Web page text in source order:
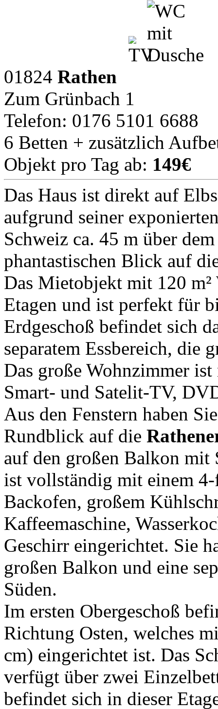
01824 Rathen
Zum Grünbach 1
Telefon: 0176 5101 6688
6 Betten + zusätzlich
Objekt pro Tag ab: 149€
Das Haus ist direkt auf
aufgrund seiner
Schweiz ca. 45 m über
phantastischen Blick auf
Das Mietobjekt mit 120
Etagen und ist perfekt für
Erdgeschoß befindet sich
separatem Essbereich, die
Das große Wohnzimmer
Smart- und Satelit-TV,
Aus den Fenstern haben
Rundblick auf die
auf den großen Balkon mit
ist vollständig mit einem
Backofen, großem
Kaffeemaschine,
Geschirr eingerichtet. Sie
großen Balkon und eine
Süden.
Im ersten Obergeschoß
Richtung Osten, welches
cm) eingerichtet ist. Das
verfügt über zwei
befindet sich in dieser